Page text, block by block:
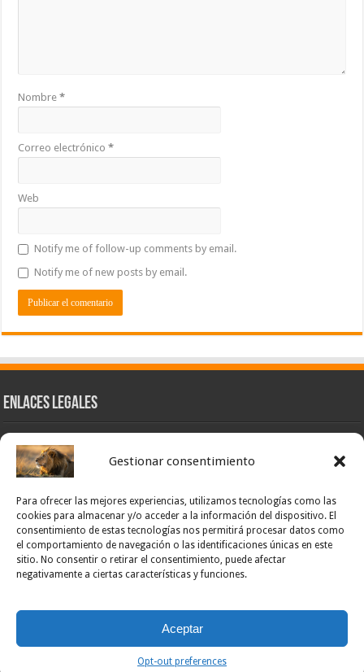
Gestionar consentimiento
Para ofrecer las mejores experiencias, utilizamos tecnologías como las
cookies para almacenar y/o acceder a la información del dispositivo. El
consentimiento de estas tecnologías nos permitirá procesar datos como
el comportamiento de navegación o las identificaciones únicas en este
sitio. No consentir o retirar el consentimiento, puede afectar
negativamente a ciertas características y funciones.
Aceptar
Opt-out preferences
Nombre*
Correo electrónico*
Web
Notify me of follow-up comments by email.
Notify me of new posts by email.
Enlaces Legales
Nuestra Esencia
Pulso Global
POLÍTICA DE PRIVACIDAD – NOTICIAS PONCE OFICIAL
TÉRMINOS Y CONDICIONES – NOTICIAS PONCE OFICIAL
Opt-out preferences
© Copyright noticias Ponce All Rights Reserved